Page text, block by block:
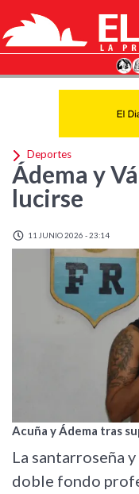
Deportes
Ádema y
lucirse
11 JUNIO 2026 - 23:14
Acuña y Ádema tras
La santarroseña
doble fondo